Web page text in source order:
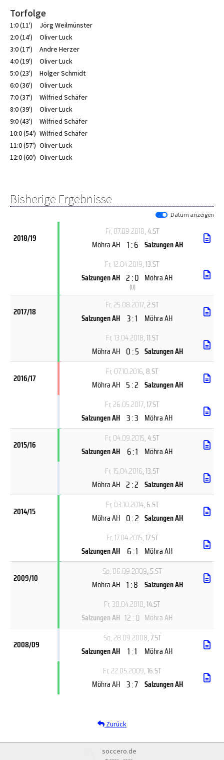
Torfolge
1:0 (11')
Jörg Weilmünster
2:0 (14')
Oliver Luck
3:0 (17')
Andre Herzer
4:0 (19')
Oliver Luck
5:0 (23')
Holger Schmidt
6:0 (36')
Oliver Luck
7:0 (37')
Wilfried Schäfer
8:0 (39')
Oliver Luck
9:0 (43')
Wilfried Schäfer
10:0 (54') Wilfried Schäfer
11:0 (57') Oliver Luck
12:0 (60') Oliver Luck
Bisherige Ergebnisse
Datum anzeigen
2018/19
Fr, 07.09.2018, 4.ST
Möhra AH 1 : 6 Salzungen AH
Fr, 12.04.2019, 13.ST
Salzungen AH 2 : 0
(U)
Möhra AH
2017/18
Fr, 25.08.2017, 2.ST
Salzungen AH 3 : 1
Möhra AH
Fr, 13.04.2018, 11.ST
Möhra AH 0 : 5 Salzungen AH
2016/17
Fr, 07.10.2016, 8.ST
Möhra AH 5 : 2 Salzungen AH
Fr, 26.05.2017, 17.ST
Salzungen AH 3 : 3 Möhra AH
2015/16
Fr, 04.09.2015, 4.ST
Salzungen AH 6 : 1 Möhra AH
Fr, 15.04.2016, 13.ST
Möhra AH 2 : 2 Salzungen AH
2014/15
Fr, 03.10.2014, 6.ST
Möhra AH 0 : 2 Salzungen AH
Fr, 17.04.2015, 17.ST
Salzungen AH 6 : 1 Möhra AH
2009/10
So, 06.09.2009, 5.ST
Möhra AH 1 : 8 Salzungen AH
Fr, 30.04.2010, 14.ST
Salzungen AH 12 : 0 Möhra AH
2008/09
So, 28.09.2008, 7.ST
Salzungen AH 1 : 1
Möhra AH
Fr, 22.05.2009, 16.ST
Möhra AH 3 : 7 Salzungen AH
Zurück
soccero.de